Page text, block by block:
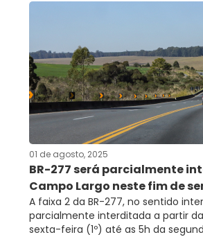
CURSOS E EVENTOS
SEST SENAT
DESPOLUIR
AR INSTITUTO
RNTRC
CONTATO
01 de agosto, 2025
BR-277 será parcialmente
Campo Largo neste fim de
A faixa 2 da BR-277, no sentido
parcialmente interditada a partir
sexta-feira (1º) até as 5h da